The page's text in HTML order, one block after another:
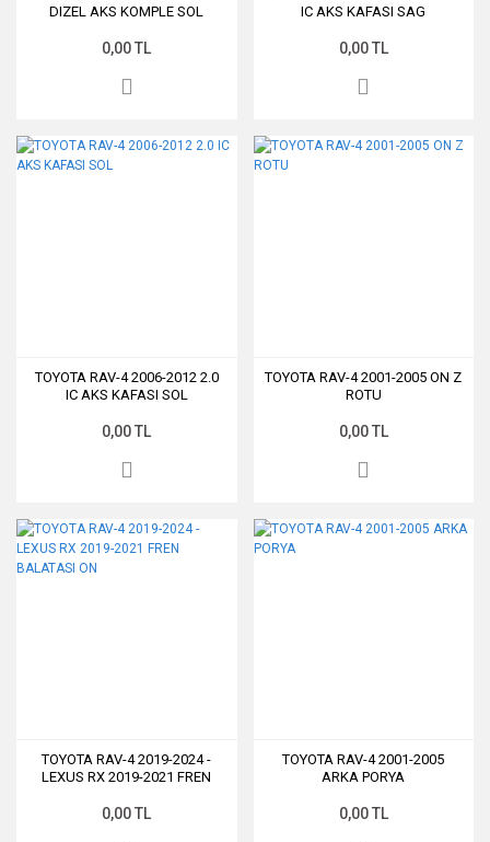
DIZEL AKS KOMPLE SOL
0,00 TL
IC AKS KAFASI SAG
0,00 TL
TOYOTA RAV-4 2006-2012 2.0
IC AKS KAFASI SOL
0,00 TL
TOYOTA RAV-4 2001-2005 ON Z
ROTU
0,00 TL
TOYOTA RAV-4 2019-2024 -
LEXUS RX 2019-2021 FREN
0,00 TL
TOYOTA RAV-4 2001-2005
ARKA PORYA
0,00 TL